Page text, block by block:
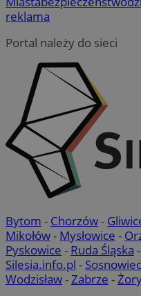
reklama
Portal należy do sieci
Bytom - Chorzów-
Mikołów- Mysłowice -
Pyskowice - Ruda Śląska -
Silesia.info.pl - Sosnowiec
Wodzisław- Zabrze -